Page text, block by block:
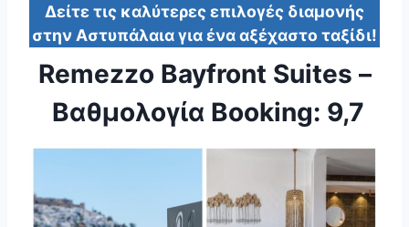
Δείτε τις καλύτερες επιλογές διαμονής
στην Αστυπάλαια για ένα αξέχαστο ταξίδι!
Remezzo Bayfront Suites –
Βαθμολογία Booking: 9,7